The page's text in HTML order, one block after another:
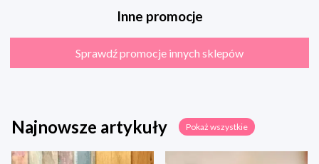
Inne promocje
Sprawdź promocje innych sklepów
Najnowsze artykuły Pokaż wszystkie